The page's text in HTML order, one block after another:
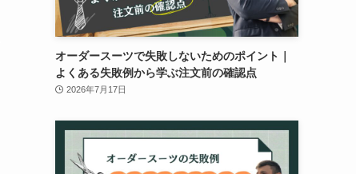
オーダースーツで失敗しないためのポイント｜
よくある失敗例から学ぶ注文前の確認点
2026年7月17日